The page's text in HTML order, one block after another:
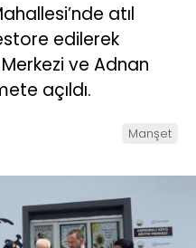
atıl
edilerek
ve Adnan
açıldı.
Manşet